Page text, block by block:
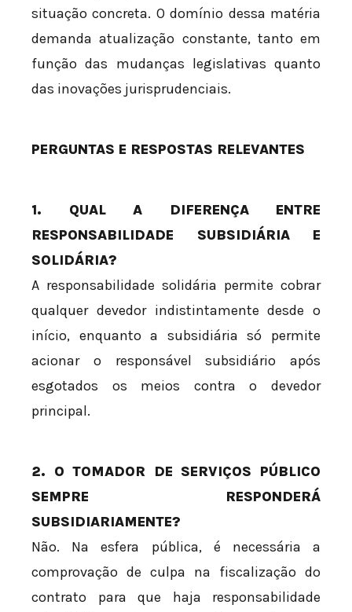
situação concreta. O domínio dessa matéria
demanda atualização constante, tanto em
função das mudanças legislativas quanto
das inovações jurisprudenciais.
PERGUNTAS E RESPOSTAS RELEVANTES
1. QUAL A DIFERENÇA ENTRE
RESPONSABILIDADE SUBSIDIÁRIA E
SOLIDÁRIA?
A responsabilidade solidária permite cobrar
qualquer devedor indistintamente desde o
início, enquanto a subsidiária só permite
acionar o responsável subsidiário após
esgotados os meios contra o devedor
principal.
2. O TOMADOR DE SERVIÇOS PÚBLICO
SEMPRE RESPONDERÁ
SUBSIDIARIAMENTE?
Não. Na esfera pública, é necessária a
comprovação de culpa na fiscalização do
contrato para que haja responsabilidade